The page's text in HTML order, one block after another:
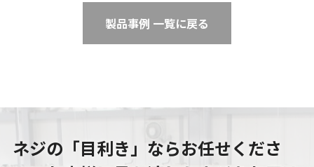
製品事例 一覧に戻る
ネジの「目利き」ならお任せくださ